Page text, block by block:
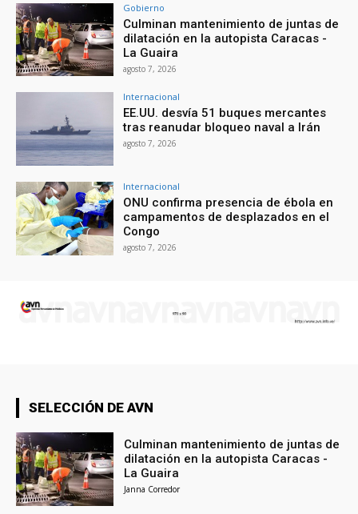
Gobierno
Culminan mantenimiento de juntas de
dilatación en la autopista Caracas -
La Guaira
agosto 7, 2026
Internacional
EE.UU. desvía 51 buques mercantes
tras reanudar bloqueo naval a Irán
agosto 7, 2026
Internacional
ONU confirma presencia de ébola en
campamentos de desplazados en el
Congo
agosto 7, 2026
SELECCIÓN DE AVN
Culminan mantenimiento de juntas de
dilatación en la autopista Caracas -
La Guaira
Janna Corredor